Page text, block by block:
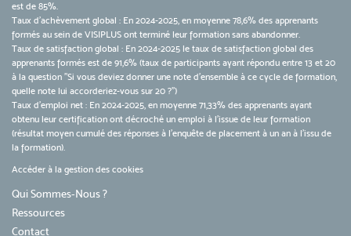
est de 85%.
Taux d’achèvement global : En 2024-2025, en moyenne 78,6% des apprenants
formés au sein de VISIPLUS ont terminé leur formation sans abandonner.
Taux de satisfaction global : En 2024-2025 le taux de satisfaction global des
apprenants formés est de 91,6% (taux de participants ayant répondu entre 13 et 20
à la question "Si vous deviez donner une note d’ensemble à ce cycle de formation,
quelle note lui accorderiez-vous sur 20 ?")
Taux d’emploi net : En 2024-2025, en moyenne 71,33% des apprenants ayant
obtenu leur certification ont décroché un emploi à l'issue de leur formation
(résultat moyen cumulé des réponses à l'enquête de placement à un an à l'issu de
la formation).
Accéder à la gestion des cookies
Qui Sommes-Nous ?
Ressources
Contact